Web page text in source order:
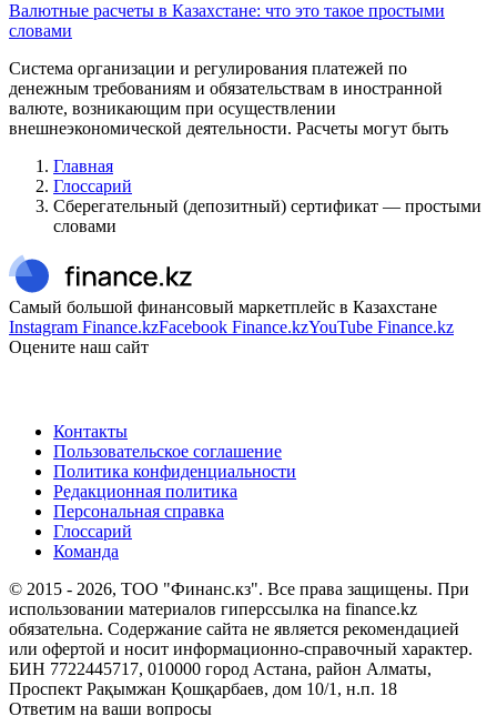
Валютные расчеты в Казахстане: что это такое простыми
словами
Система организации и регулирования платежей по
денежным требова­ниям и обязательствам в иностранной
валюте, возникающим при осуществлении
внешнеэкономической деятельности. Расчеты могут быть
Главная
Глоссарий
Сберегательный (депозитный) серти­фикат — простыми
словами
Самый большой финансовый маркетплейс в Казахстане
Instagram Finance.kzFacebook Finance.kzYouTube Finance.kz
Оцените наш сайт
Контакты
Пользовательское соглашение
Политика конфиденциальности
Редакционная политика
Персональная справка
Глоссарий
Команда
© 2015 - 2026, ТОО "Финанс.кз". Все права защищены. При
использовании материалов гиперссылка на finance.kz
обязательна. Содержание сайта не является рекомендацией
или офертой и носит информационно-справочный характер.
БИН 7722445717, 010000 город Астана, район Алматы,
Проспект Рақымжан Қошқарбаев, дом 10/1, н.п. 18
Ответим на ваши вопросы